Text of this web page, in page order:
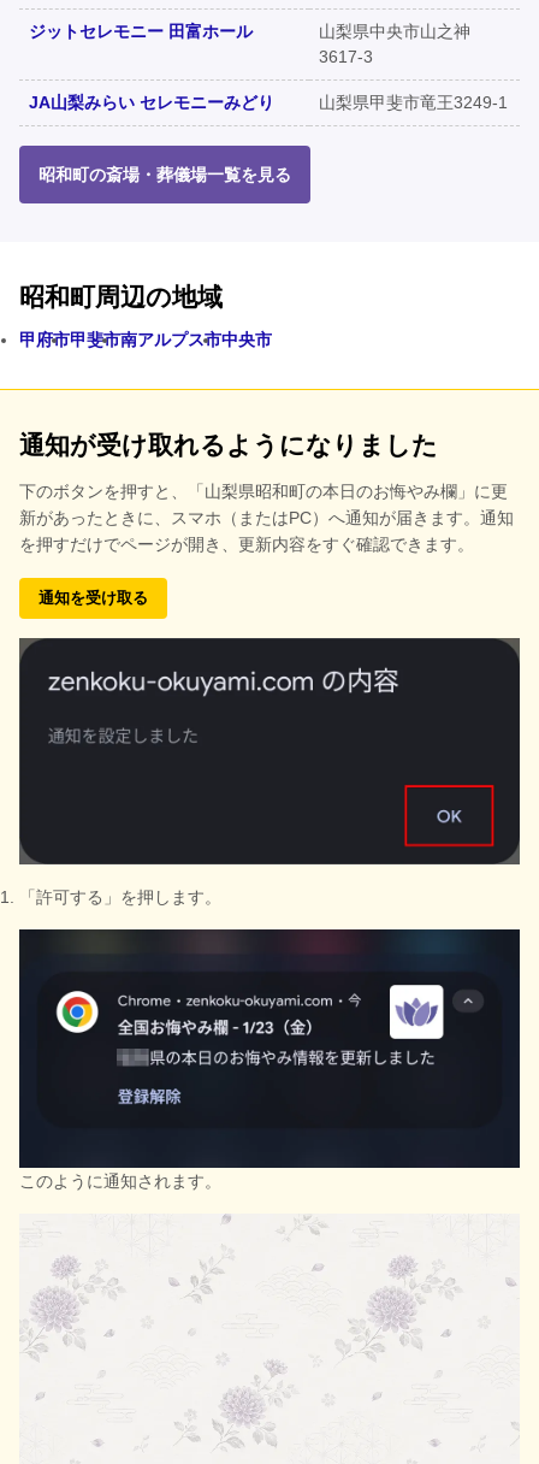
ジットセレモニー 田富ホール
山梨県中央市山之神
3617-3
JA山梨みらい セレモニーみどり 山梨県甲斐市竜王3249-1
昭和町の斎場・葬儀場一覧を見る
昭和町周辺の地域
甲府市甲斐市南アルプス市中央市
通知が受け取れるようになりました
下のボタンを押すと、
「山梨県昭和町の本日のお悔やみ欄」に更
新があったときに、スマホ（またはPC）へ通知が届きます。通知
を押すだけでページが開き、更新内容をすぐ確認できます。
通知を受け取る
「許可する」を押します。
このように通知されます。